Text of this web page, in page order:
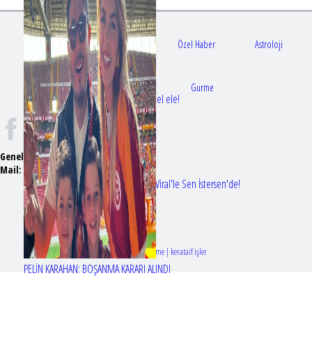
Bir dizi aşkı daha gerçek oldu: Sette el ele!
Erol Köse'nin mektupları ilk kez Nur Viral'le Sen İstersen'de!
PELİN KARAHAN: BOŞANMA KARARI ALINDI
Gündem Sağlık Özel Haber Astroloji
Doktorlar Gurme
Genel Yayın Yönetmeni:Seyhan Erdağ
Mail:
emizmagazin@gmail.com
Tasarım & Geliştirme | kerataif işler